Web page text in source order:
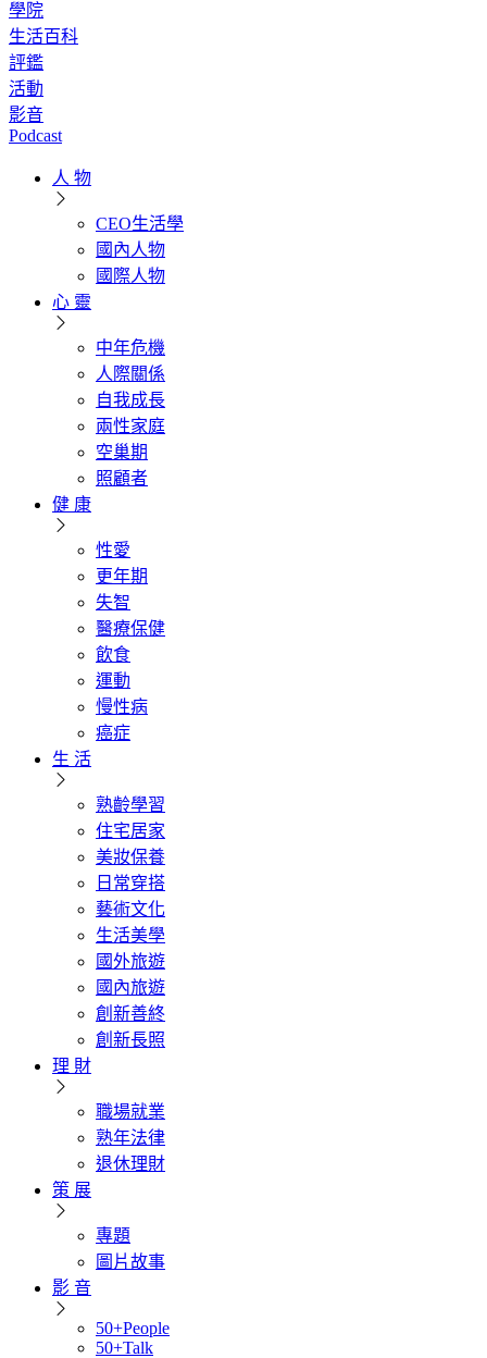
學院
生活百科
評鑑
活動
影音
Podcast
人 物
CEO生活學
國內人物
國際人物
心 靈
中年危機
人際關係
自我成長
兩性家庭
空巢期
照顧者
健 康
性愛
更年期
失智
醫療保健
飲食
運動
慢性病
癌症
生 活
熟齡學習
住宅居家
美妝保養
日常穿搭
藝術文化
生活美學
國外旅遊
國內旅遊
創新善終
創新長照
理 財
職場就業
熟年法律
退休理財
策 展
專題
圖片故事
影 音
50+People
50+Talk